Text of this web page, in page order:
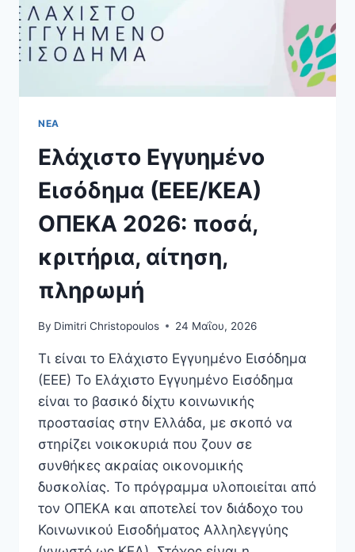
ΝΈΑ
Ελάχιστο Εγγυημένο
Εισόδημα (ΕΕΕ/ΚΕΑ)
ΟΠΕΚΑ 2026: ποσά,
κριτήρια, αίτηση,
πληρωμή
By Dimitri Christopoulos 24 Μαΐου, 2026
Τι είναι το Ελάχιστο Εγγυημένο Εισόδημα
(ΕΕΕ) Το Ελάχιστο Εγγυημένο Εισόδημα
είναι το βασικό δίχτυ κοινωνικής
προστασίας στην Ελλάδα, με σκοπό να
στηρίζει νοικοκυριά που ζουν σε
συνθήκες ακραίας οικονομικής
δυσκολίας. Το πρόγραμμα υλοποιείται από
τον ΟΠΕΚΑ και αποτελεί τον διάδοχο του
Κοινωνικού Εισοδήματος Αλληλεγγύης